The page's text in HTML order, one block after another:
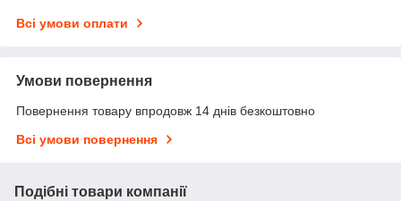
Всі умови оплати
Умови повернення
Повернення товару впродовж 14 днів безкоштовно
Всі умови повернення
Подібні товари компанії